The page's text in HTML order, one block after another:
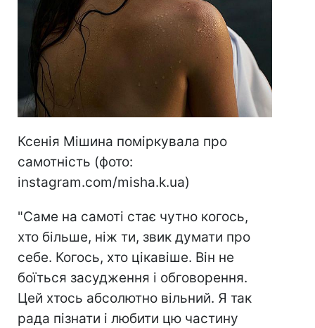
Ксенія Мішина поміркувала про
самотність (фото:
instagram.com/misha.k.ua)
"Саме на самоті стає чутно когось,
хто більше, ніж ти, звик думати про
себе. Когось, хто цікавіше. Він не
боїться засудження і обговорення.
Цей хтось абсолютно вільний. Я так
рада пізнати і любити цю частину